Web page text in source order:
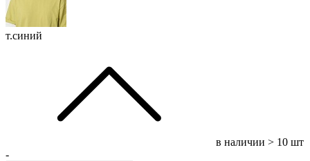
т.синий
в наличии > 10 шт
-